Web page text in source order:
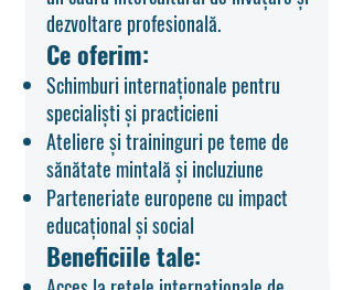
dezvoltare profesională.
Ce oferim:
Schimburi internaționale pentru
specialiști și practicieni
Ateliere și traininguri pe teme de
sănătate mintală și incluziune
Parteneriate europene cu impact
educațional și social
Beneficiile tale: